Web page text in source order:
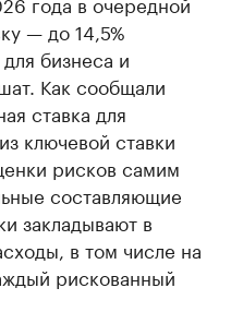
— до 14,5%
бизнеса и
Как сообщали
ставка для
ключевой ставки
рисков самим
составляющие
закладывают в
в том числе на
рискованный